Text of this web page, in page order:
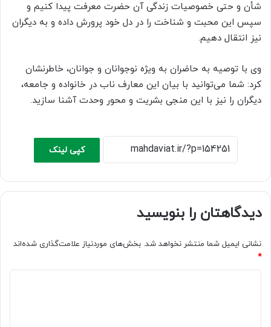
شأن و حتی خصوصیات زندگی آن حضرت معرفت پیدا کنیم و
سپس این محبت و شناخت را در دل خود پرورش داده و به دیگران
نیز انتقال دهیم.
وی با توصیه به حاضران به ویژه نوجوانان و جوانان، خاطرنشان
کرد: شما می‌توانید با بیان این معارف ناب در خانواده و جامعه،
دیگران را نیز با این منجی بشریت و محور وحدت آشنا سازید.
کپی لینک
دیدگاهتان را بنویسید
نشانی ایمیل شما منتشر نخواهد شد. بخش‌های موردنیاز علامت‌گذاری شده‌اند
*